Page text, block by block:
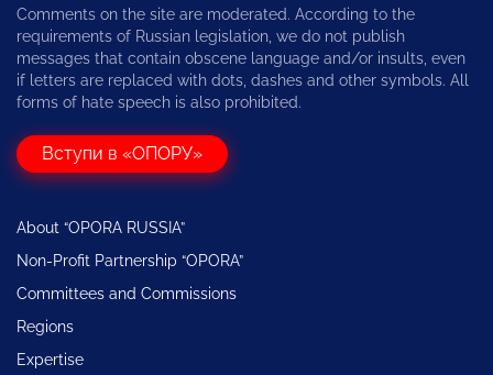
Comments on the site are moderated. According to the
requirements of Russian legislation, we do not publish
messages that contain obscene language and/or insults, even
if letters are replaced with dots, dashes and other symbols. All
forms of hate speech is also prohibited.
Вступи в «ОПОРУ»
About “OPORA RUSSIA”
Non-Profit Partnership “OPORA”
Committees and Commissions
Regions
Expertise